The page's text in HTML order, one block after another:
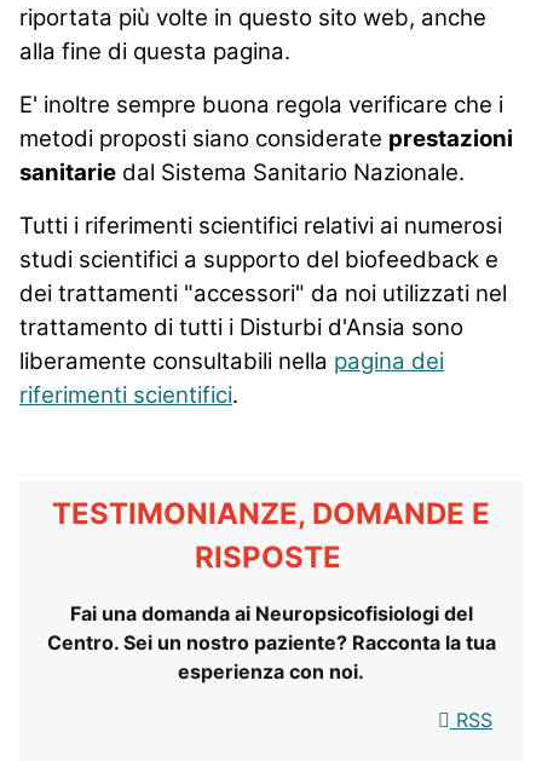
riportata più volte in questo sito web, anche
alla fine di questa pagina.
E' inoltre sempre buona regola verificare che i
metodi proposti siano considerate prestazioni
sanitarie dal Sistema Sanitario Nazionale.
Tutti i riferimenti scientifici relativi ai numerosi
studi scientifici a supporto del biofeedback e
dei trattamenti "accessori" da noi utilizzati nel
trattamento di tutti i Disturbi d'Ansia sono
liberamente consultabili nella pagina dei
riferimenti scientifici.
TESTIMONIANZE, DOMANDE E
RISPOSTE
Fai una domanda ai Neuropsicofisiologi del
Centro. Sei un nostro paziente? Racconta la tua
esperienza con noi.
RSS